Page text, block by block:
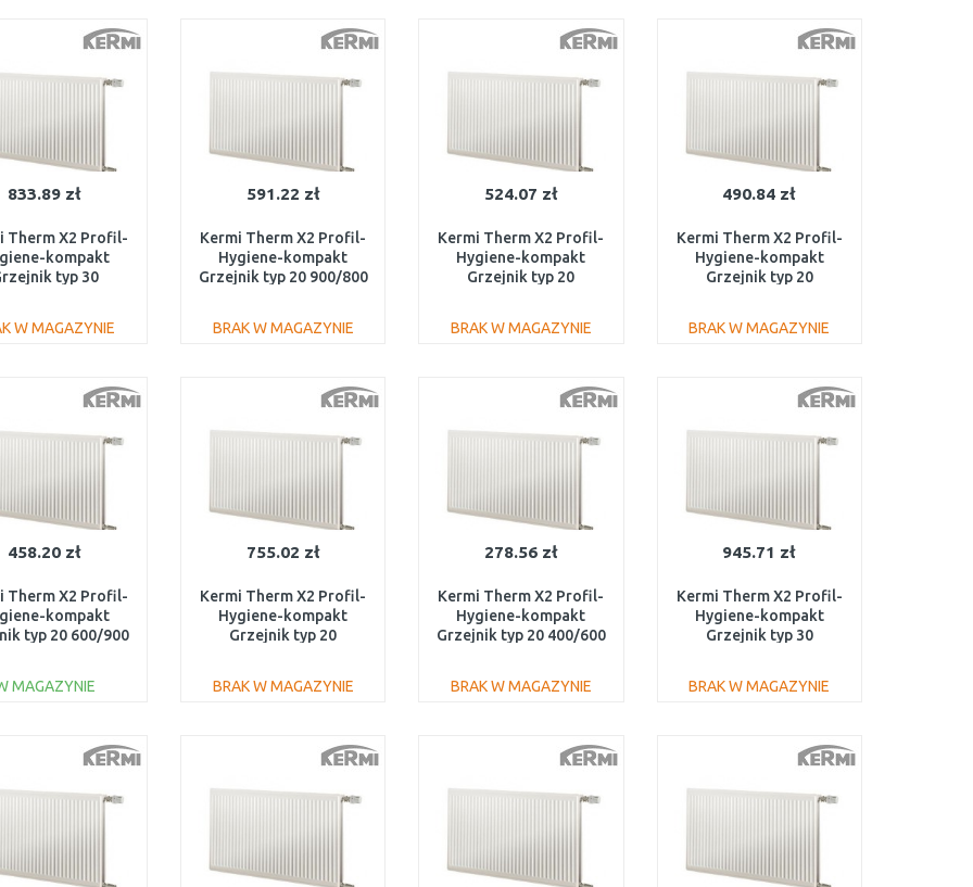
Do porównania Do porównania Do porównania Do porównania
833.89 zł
Therm X2 Profil-
kompakt
typ 30
W MAGAZYNIE
Do porównania
591.22 zł
Kermi Therm X2 Profil-
Hygiene-kompakt
Grzejnik typ 20 900/800
BRAK W MAGAZYNIE
Do porównania
524.07 zł
Kermi Therm X2 Profil-
Hygiene-kompakt
Grzejnik typ 20
BRAK W MAGAZYNIE
Do porównania
490.84 zł
Kermi Therm X2 Profil-
Hygiene-kompakt
Grzejnik typ 20
BRAK W MAGAZYNIE
Do porównania
458.20 zł
Therm X2 Profil-
kompakt
typ 20 600/900
MAGAZYNIE
Do porównania
755.02 zł
Kermi Therm X2 Profil-
Hygiene-kompakt
Grzejnik typ 20
BRAK W MAGAZYNIE
Do porównania
278.56 zł
Kermi Therm X2 Profil-
Hygiene-kompakt
Grzejnik typ 20 400/600
BRAK W MAGAZYNIE
Do porównania
945.71 zł
Kermi Therm X2 Profil-
Hygiene-kompakt
Grzejnik typ 30
BRAK W MAGAZYNIE
Do porównania